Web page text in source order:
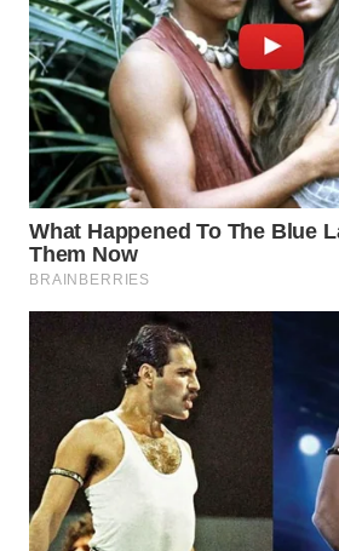
SUMEDANG
WN
CIANJUR
WN
KEPULAUAN
SERIBU
WN
CIREBON